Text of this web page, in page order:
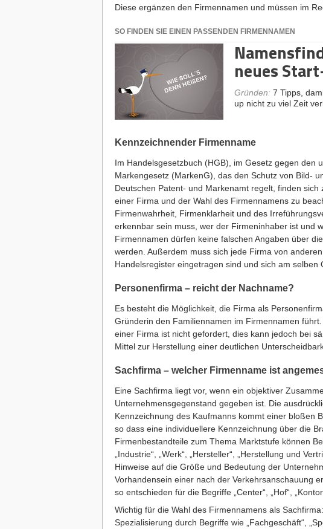
Diese ergänzen den Firmennamen und müssen im
SO FINDEN SIE EINEN PASSENDEN FIRMENNAMEN
neues
Gründen: 7 Tipps,
up nicht zu viel Zeit
Kennzeichnender Firmenname
Im Handelsgesetzbuch (HGB), im Gesetz gegen den
Markengesetz (MarkenG), das den Schutz von Bild-
Deutschen Patent- und Markenamt regelt, finden
einer Firma und der Wahl des Firmennamens zu
Firmenwahrheit, Firmenklarheit und des
erkennbar sein muss, wer der Firmeninhaber ist und
Firmennamen dürfen keine falschen Angaben über
werden. Außerdem muss sich jede Firma von
Handelsregister eingetragen sind und sich am selben
Personenfirma – reicht der Nachname?
Es besteht die Möglichkeit, die Firma als
Gründerin den Familiennamen im Firmennamen
einer Firma ist nicht gefordert, dies kann jedoch bei
Mittel zur Herstellung einer deutlichen
Sachfirma – welcher Firmenname ist
Eine Sachfirma liegt vor, wenn ein objektiver
Unternehmensgegenstand gegeben ist. Die
Kennzeichnung des Kaufmanns kommt einer bloßen
so dass eine individuellere Kennzeichnung über die
Firmenbestandteile zum Thema Marktstufe können
„Industrie“, „Werk“, „Hersteller“, „Herstellung und
Hinweise auf die Größe und Bedeutung der
Vorhandensein einer nach der Verkehrsanschauung
so entschieden für die Begriffe „Center“, „Hof“,
Wichtig für die Wahl des Firmennamens als
Spezialisierung durch Begriffe wie „Fachgeschäft“,